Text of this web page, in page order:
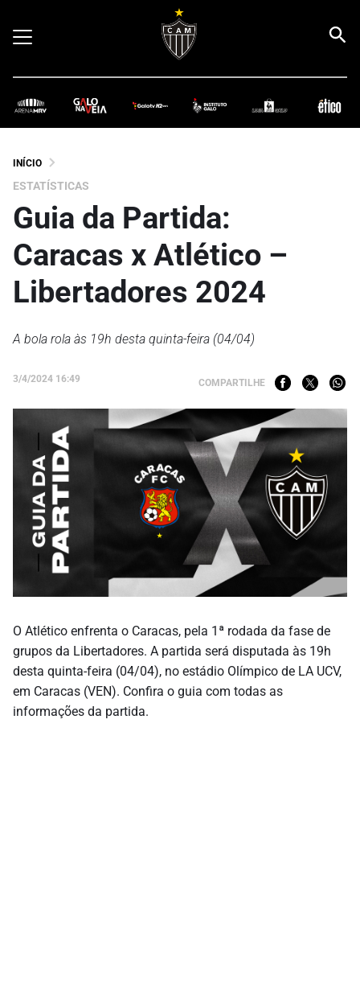
INÍCIO
ESTATÍSTICAS
Guia da Partida:
Caracas x Atlético –
Libertadores 2024
A bola rola às 19h desta quinta-feira (04/04)
3/4/2024 16:49 COMPARTILHE
O Atlético enfrenta o Caracas, pela 1ª rodada da fase de
grupos da Libertadores. A partida será disputada às 19h
desta quinta-feira (04/04), no estádio Olímpico de LA UCV,
em Caracas (VEN). Confira o guia com todas as
informações da partida.